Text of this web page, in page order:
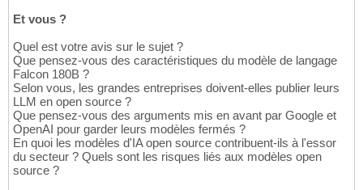
Et vous ?
Quel est votre avis sur le sujet ?
Que pensez-vous des caractéristiques du modèle de langage
Falcon 180B ?
Selon vous, les grandes entreprises doivent-elles publier leurs
LLM en open source ?
Que pensez-vous des arguments mis en avant par Google et
OpenAI pour garder leurs modèles fermés ?
En quoi les modèles d'IA open source contribuent-ils à l'essor
du secteur ? Quels sont les risques liés aux modèles open
source ?